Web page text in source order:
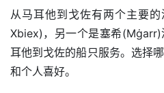
从马耳他到戈佐有两个主要
Xbiex)，另一个是塞希
耳他到戈佐的船只服务。选择
和个人喜好。